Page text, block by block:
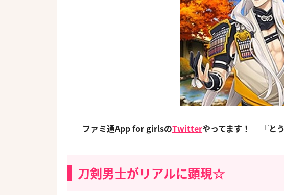
ファミ通App for girlsのTwitterやってます！ 『と
刀剣男士がリアルに顕現☆